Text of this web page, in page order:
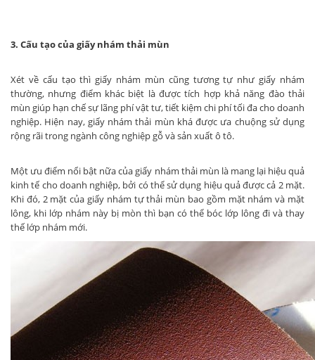
3. Cấu tạo của giấy nhám thải mùn
Xét về cấu tạo thì giấy nhám mùn cũng tương tự như giấy nhám
thường, nhưng điểm khác biệt là được tích hợp khả năng đào thải
mùn giúp hạn chế sự lãng phí vật tư, tiết kiệm chi phí tối đa cho doanh
nghiệp. Hiện nay, giấy nhám thải mùn khá được ưa chuộng sử dụng
rộng rãi trong ngành công nghiệp gỗ và sản xuất ô tô.
Một ưu điểm nổi bật nữa của giấy nhám thải mùn là mang lại hiệu quả
kinh tế cho doanh nghiệp, bởi có thể sử dụng hiệu quả được cả 2 mặt.
Khi đó, 2 mặt của giấy nhám tự thải mùn bao gồm mặt nhám và mặt
lông, khi lớp nhám này bị mòn thì bạn có thể bóc lớp lông đi và thay
thế lớp nhám mới.